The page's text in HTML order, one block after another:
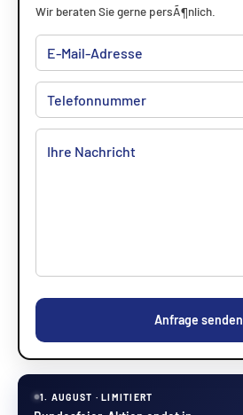
Wir beraten Sie gerne persÃ¶nlich.
Anfrage senden
1. AUGUST · LIMITIERT